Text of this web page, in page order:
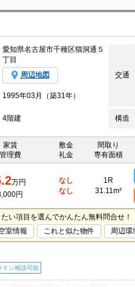
愛知県名古屋市千種区猫洞通５
丁目
周辺地図 交通
1995年03月（築31年）
4階建 構造
家賃
管理費
敷金
礼金
間取り
専有面積
万円
円
なし
なし
1R
31.11m²
い項目を選んでかんたん無料問合せ！
室情報 これと似た物件 周辺環
イン相談可能